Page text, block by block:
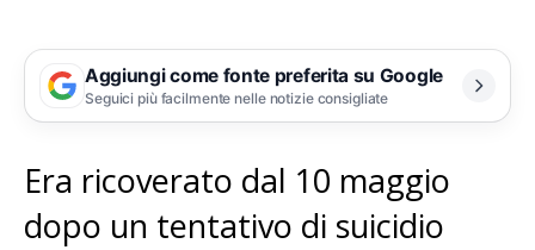
Aggiungi come fonte preferita su Google
Seguici più facilmente nelle notizie consigliate
Era ricoverato dal 10 maggio
dopo un tentativo di suicidio